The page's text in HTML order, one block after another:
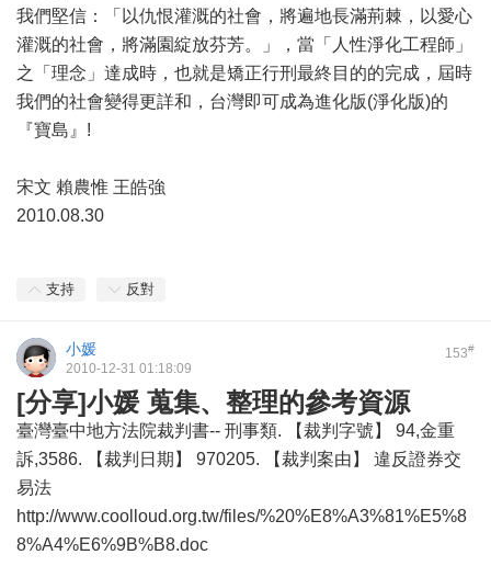
我們堅信：「以仇恨灌溉的社會，將遍地長滿荊棘，以愛心
灌溉的社會，將滿園綻放芬芳。」，當「人性淨化工程師」
之「理念」達成時，也就是矯正行刑最終目的的完成，屆時
我們的社會變得更詳和，台灣即可成為進化版(淨化版)的
『寶島』!
宋文 賴農惟 王皓強
2010.08.30
支持 反對
153#
小媛
2010-12-31 01:18:09
[分享]小媛 蒐集、整理的參考資源
臺灣臺中地方法院裁判書-- 刑事類. 【裁判字號】 94,金重
訴,3586. 【裁判日期】 970205. 【裁判案由】 違反證券交
易法
http://www.coolloud.org.tw/files/%20%E8%A3%81%E5%8
8%A4%E6%9B%B8.doc